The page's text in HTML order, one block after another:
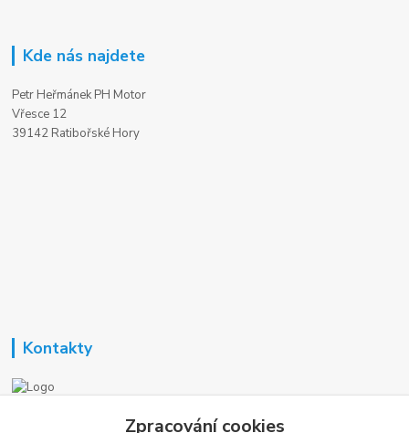
Kde nás najdete
Petr Heřmánek PH Motor
Vřesce 12
39142 Ratibořské Hory
Kontakty
Zpracování cookies